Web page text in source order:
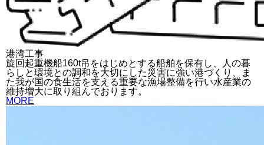
港湾工事
旋回起重機船160t吊をはじめとする船舶を保有し、人の暮
らしと環境との調和を大切にした災害に強い港づくり、ま
た我が国の食生活を支える重要な漁場整備を行い水産業の
維持増大に取り組んでおります。
MORE